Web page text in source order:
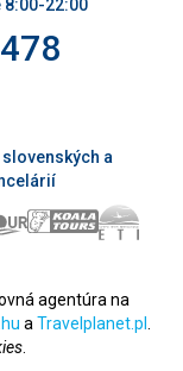
8:00-22:00
a
agentúra na
a Travelplanet.pl
.